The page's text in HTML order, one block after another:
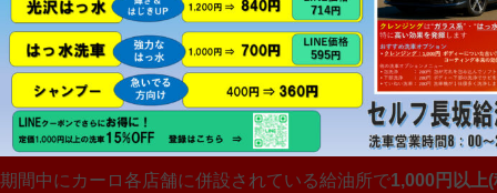
期間中にカーロ各店舗に併設されている給油所で1,000円以上